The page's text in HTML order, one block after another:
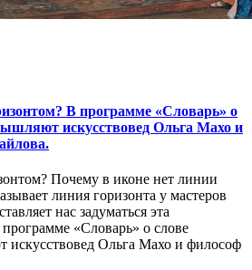
В программе «Словарь» о
искусствовед Ольга Махо и
Почему в иконе нет линии
линия горизонта у мастеров
нас задуматься эта
«Словарь» о слове
искусствовед Ольга Махо и философ